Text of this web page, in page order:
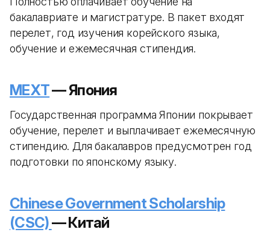
бакалавриате и магистратуре. В пакет входят
перелет, год изучения корейского языка,
обучение и ежемесячная стипендия.
MEXT— Япония
Государственная программа Японии покрывает
обучение, перелет и выплачивает ежемесячную
стипендию. Для бакалавров предусмотрен год
подготовки по японскому языку.
Chinese Government Scholarship
(CSC)— Китай